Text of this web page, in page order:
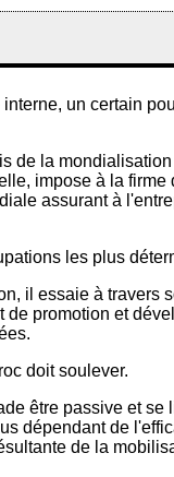
un certain
de la
impose à la firme
assurant à
les plus
il essaie à travers
promotion et
doit soulever.
être passive et se
dépendant de
de la